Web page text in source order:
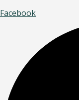
Facebook